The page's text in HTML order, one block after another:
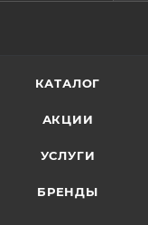
КАТАЛОГ
АКЦИИ
УСЛУГИ
БРЕНДЫ